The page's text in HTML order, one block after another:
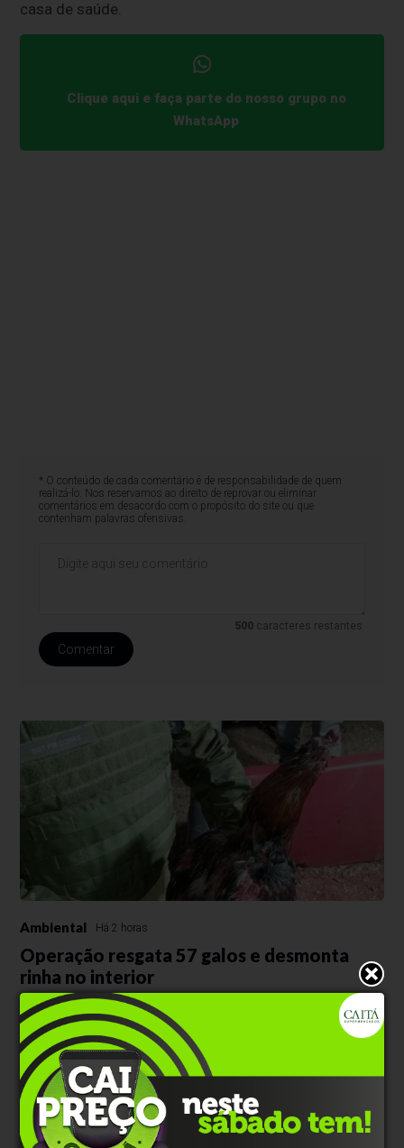
casa de saúde.
Clique aqui e faça parte do nosso grupo no
WhatsApp
* O conteúdo de cada comentário é de responsabilidade de quem
realizá-lo. Nos reservamos ao direito de reprovar ou eliminar
comentários em desacordo com o propósito do site ou que
contenham palavras ofensivas.
500 caracteres restantes.
Comentar
Ambiental Há 2 horas
Operação resgata 57 galos e desmonta
rinha no interior
Com auxílio de drone equipado com câmera termográfica, policiais
flagraram arena artesanal, equipamentos de combate e uma ave
morta